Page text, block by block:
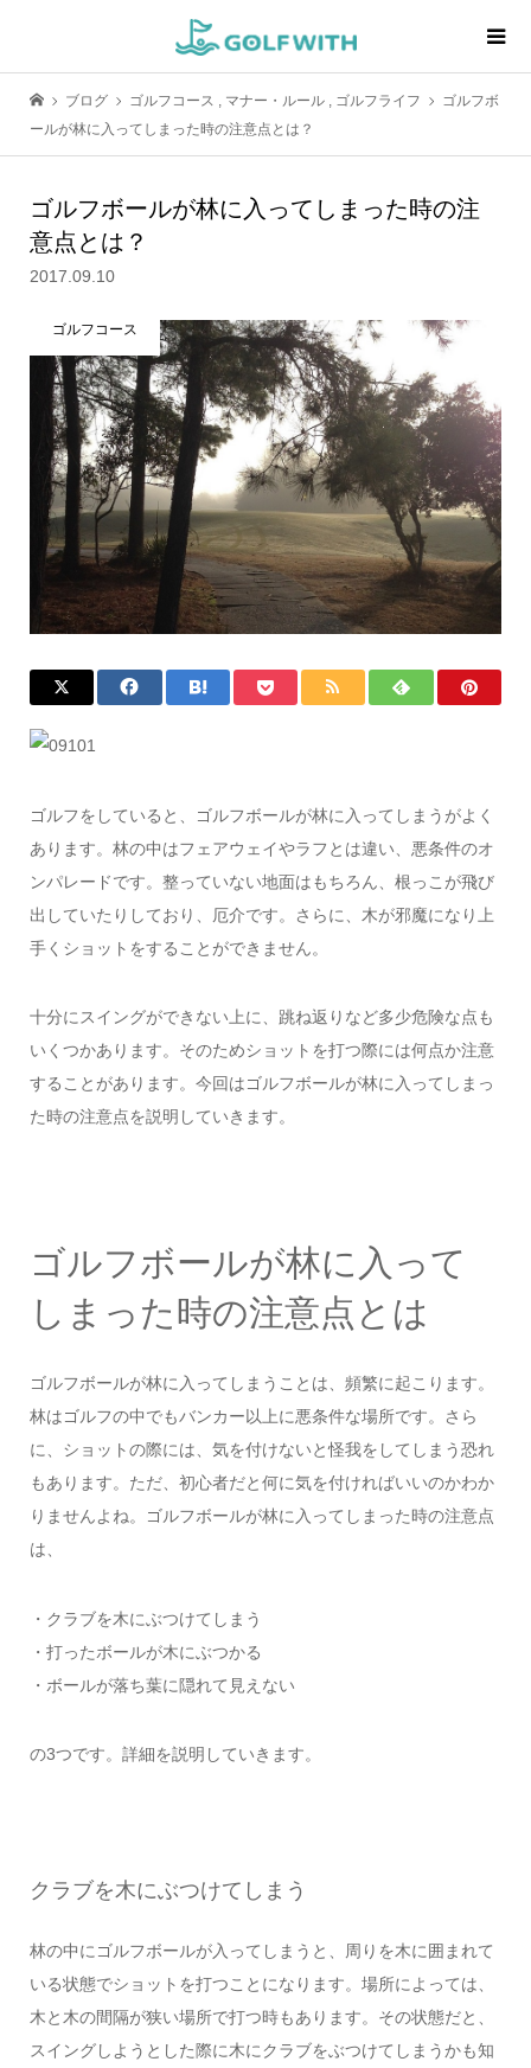
ブログ ゴルフコース , マナー・ルール , ゴルフライフ
ゴルフボ
ールが林に入ってしまった時の注意点とは？
ゴルフボールが林に入ってしまった時の注
意点とは？
2017.09.10
ゴルフコース
ゴルフをしていると、ゴルフボールが林に入ってしまうがよく
あります。林の中はフェアウェイやラフとは違い、悪条件のオ
ンパレードです。整っていない地面はもちろん、根っこが飛び
出していたりしており、厄介です。さらに、木が邪魔になり上
手くショットをすることができません。
十分にスイングができない上に、跳ね返りなど多少危険な点も
いくつかあります。そのためショットを打つ際には何点か注意
することがあります。今回はゴルフボールが林に入ってしまっ
た時の注意点を説明していきます。
ゴルフボールが林に入って
しまった時の注意点とは
ゴルフボールが林に入ってしまうことは、頻繁に起こります。
林はゴルフの中でもバンカー以上に悪条件な場所です。さら
に、ショットの際には、気を付けないと怪我をしてしまう恐れ
もあります。ただ、初心者だと何に気を付ければいいのかわか
りませんよね。ゴルフボールが林に入ってしまった時の注意点
は、
・クラブを木にぶつけてしまう
・打ったボールが木にぶつかる
・ボールが落ち葉に隠れて見えない
の3つです。詳細を説明していきます。
クラブを木にぶつけてしまう
林の中にゴルフボールが入ってしまうと、周りを木に囲まれて
いる状態でショットを打つことになります。場所によっては、
木と木の間隔が狭い場所で打つ時もあります。その状態だと、
スイングしようとした際に木にクラブをぶつけてしまうかも知